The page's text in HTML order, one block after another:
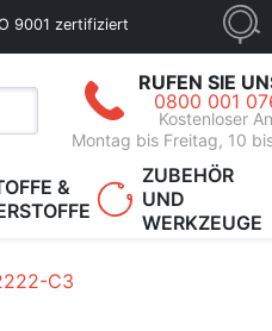
9001 zertifiziert
RUFEN SIE
0800 001
Kostenloser
Montag bis Freitag, 10
&
ZUBEHÖR
UND
WERKZEUGE
C3